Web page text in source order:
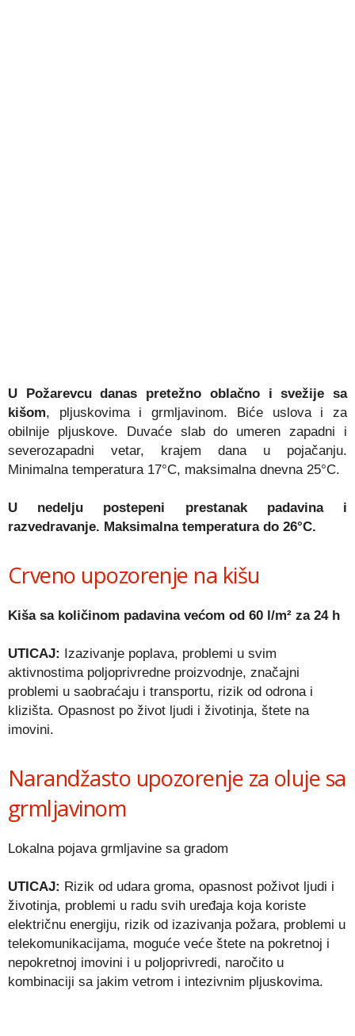
U Požarevcu danas pretežno oblačno i svežije sa
kišom, pljuskovima i grmljavinom. Biće uslova i za
obilnije pljuskove. Duvaće slab do umeren zapadni i
severozapadni vetar, krajem dana u pojačanju.
Minimalna temperatura 17°C, maksimalna dnevna 25°C.
U nedelju postepeni prestanak padavina i
razvedravanje. Maksimalna temperatura do 26°C.
Crveno upozorenje na kišu
Kiša sa količinom padavina većom od 60 l/m² za 24 h
UTICAJ: Izazivanje poplava, problemi u svim
aktivnostima poljoprivredne proizvodnje, značajni
problemi u saobraćaju i transportu, rizik od odrona i
klizišta. Opasnost po život ljudi i životinja, štete na
imovini.
Narandžasto upozorenje za oluje sa
grmljavinom
Lokalna pojava grmljavine sa gradom
UTICAJ: Rizik od udara groma, opasnost poživot ljudi i
životinja, problemi u radu svih uređaja koja koriste
električnu energiju, rizik od izazivanja požara, problemi u
telekomunikacijama, moguće veće štete na pokretnoj i
nepokretnoj imovini i u poljoprivredi, naročito u
kombinaciji sa jakim vetrom i intezivnim pljuskovima.